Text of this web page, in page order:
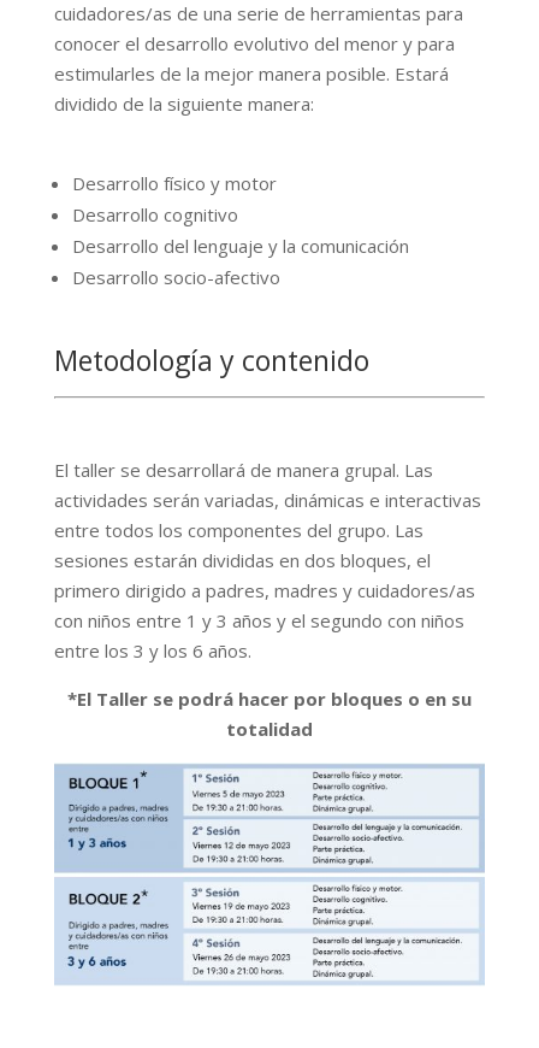
cuidadores/as de una serie de herramientas para
conocer el desarrollo evolutivo del menor y para
estimularles de la mejor manera posible. Estará
dividido de la siguiente manera:
Desarrollo físico y motor
Desarrollo cognitivo
Desarrollo del lenguaje y la comunicación
Desarrollo socio-afectivo
Metodología y contenido
El taller se desarrollará de manera grupal. Las
actividades serán variadas, dinámicas e interactivas
entre todos los componentes del grupo. Las
sesiones estarán divididas en dos bloques, el
primero dirigido a padres, madres y cuidadores/as
con niños entre 1 y 3 años y el segundo con niños
entre los 3 y los 6 años.
*El Taller se podrá hacer por bloques o en su
totalidad